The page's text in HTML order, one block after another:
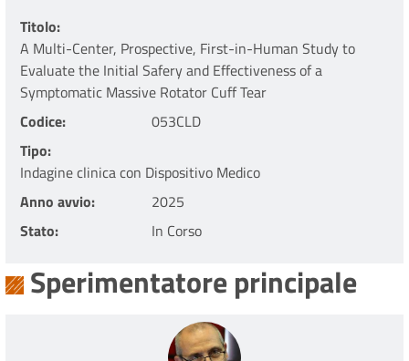
Titolo
A Multi-Center, Prospective, First-in-Human Study to
Evaluate the Initial Safery and Effectiveness of a
Symptomatic Massive Rotator Cuff Tear
Codice
053CLD
Tipo
Indagine clinica con Dispositivo Medico
Anno avvio
2025
Stato
In Corso
Sperimentatore principale